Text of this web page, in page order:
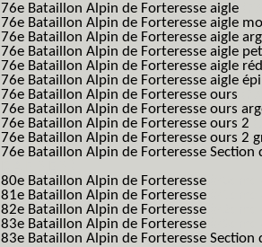
76e Bataillon Alpin de Forteresse aigle
76e Bataillon Alpin de Forteresse aigle
76e Bataillon Alpin de Forteresse aigle
76e Bataillon Alpin de Forteresse aigle
76e Bataillon Alpin de Forteresse aigle
76e Bataillon Alpin de Forteresse aigle
76e Bataillon Alpin de Forteresse ours
76e Bataillon Alpin de Forteresse ours
76e Bataillon Alpin de Forteresse ours 2
76e Bataillon Alpin de Forteresse ours 2
76e Bataillon Alpin de Forteresse
80e Bataillon Alpin de Forteresse
81e Bataillon Alpin de Forteresse
82e Bataillon Alpin de Forteresse
83e Bataillon Alpin de Forteresse
83e Bataillon Alpin de Forteresse